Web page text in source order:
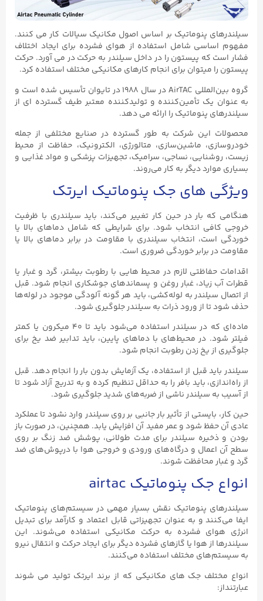
سیلندرهای پنوماتیک بر اساس اصول مکانیک سیالات کار می کنند.
مفهوم اساسی شامل استفاده از هوای فشرده برای ایجاد اختلاف
فشار است که پیستون را در داخل سیلندر به حرکت در می آورد. حرکت
پیستون را میتوان برای انجام کارهای مکانیکی مختلف استفاده کرد.
گروه بین‌المللی AirTAC در سال ۱۹۸۸ در تایوان تأسیس شده است و
به عنوان یک تأمین‌کننده و تولیدکننده معتبر طیف گسترده ای از
سیلندرهای پنوماتیک را ارائه می دهد.
محصولات این شرکت به طور گسترده در صنایع مختلفی از جمله
خودروسازی، ماشین‌سازی، متالورژی، الکترونیک، حفاظت از محیط
زیست، روشنایی، نساجی، سرامیک، تجهیزات پزشکی و مواد غذایی و
بسیاری موارد دیگر به کار می‌روند.
ویژگی های جک پنوماتیک ایرتک
هنگامی که بار در حین کار تغییر می‌کند، باید سیلندری با ظرفیت
خروجی کافی انتخاب شود. برای شرایطی که شامل دماهای بالا یا
خوردگی است، انتخاب سیلندری با مقاومت در برابر دماهای بالا یا
مقاومت در برابر خوردگی ضروری است.
اقدامات حفاظتی لازم در محیط هایی با رطوبت بیشتر، گرد و غبار یا
قطرات آب زیاد، غبار روغن و پسماندهای جوشکاری انجام شود. قبل
از اتصال سیلندر به لوله‌کشی، باید هر گونه آلودگی موجود در لوله‌ها
حذف شود تا از ورود ذرات به سیلندر جلوگیری شود.
ماده‌ای که در سیلندر استفاده می‌شود باید تا ۴۰ میکرون یا کمتر
فیلتر شود. در محیط‌های با دماهای پایین، باید تدابیر ضد یخ برای
جلوگیری از یخ زدن رطوبت انجام شود.
سیلندر باید قبل از استفاده، یک آزمایش بدون بار را انجام دهد. قبل
از راه‌اندازی، باید بافر را به حداقل تنظیم کرده و به تدریج آزاد شود تا
از آسیب به سیلندر ناشی از ضربه‌های شدید جلوگیری شود.
حین کار، بایستی از تأثیر بار جانبی بر روی سیلندر وارد نشود تا عملکرد
عادی آن حفظ شود و عمر مفید آن افزایش یابد. همچنین، در صورت باز
بودن و ذخیره سیلندر برای مدت طولانی، پوشش ضد زنگ بر روی
سطح آن اعمال و درگاه‌های ورودی و خروجی هوا با درپوش‌های ضد
گرد و غبار محافظت شوند.
انواع جک پنوماتیک airtac
سیلندرهای پنوماتیک نقش بسیار مهمی در سیستم‌های پنوماتیک
ایفا می‌کنند و به عنوان تجهیزاتی قابل اعتماد و کارآمد برای تبدیل
انرژی هوای فشرده به حرکت مکانیکی استفاده می‌شوند. این
سیلندرها از هوا یا گازهای فشرده دیگر برای ایجاد حرکت و انتقال نیرو
به سیستم‌های مختلف استفاده می‌کنند.
انواع مختلف جک های مکانیکی که از برند ایرتک تولید می شوند
عبارتنداز: